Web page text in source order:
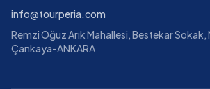
info@tourperia.com
Remzi Oğuz Arık Mahallesi, Bestekar
Çankaya-ANKARA